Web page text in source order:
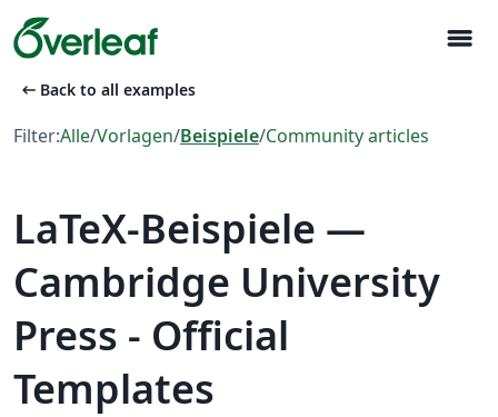
menu
arrow_left_alt Back to all examples
Filter:Alle/Vorlagen/Beispiele/Community articles
LaTeX-Beispiele —
Cambridge University
Press - Official
Templates